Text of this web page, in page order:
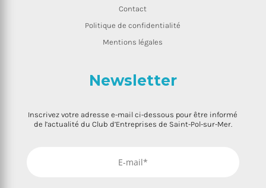
Contact
Politique de confidentialité
Mentions légales
Newsletter
Inscrivez votre adresse e-mail ci-dessous pour être informé
de l’actualité du Club d’Entreprises de Saint-Pol-sur-Mer.